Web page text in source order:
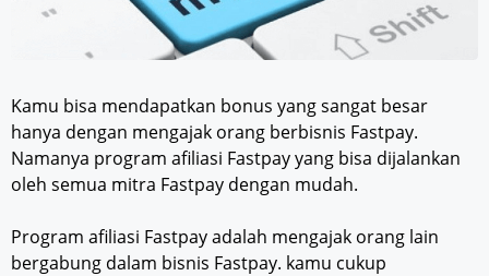
Kamu bisa mendapatkan bonus yang sangat besar
hanya dengan mengajak orang berbisnis Fastpay.
Namanya program afiliasi Fastpay yang bisa dijalankan
oleh semua mitra Fastpay dengan mudah.
Program afiliasi Fastpay adalah mengajak orang lain
bergabung dalam bisnis Fastpay. kamu cukup